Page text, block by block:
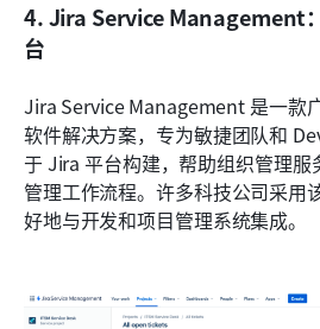
4. Jira Service Management
台
Jira Service Management 是一款
软件解决方案，专为敏捷团队和
于 Jira 平台构建，帮助组织管理服
管理工作流程。许多科技公司采用
好地与开发和项目管理系统集成。